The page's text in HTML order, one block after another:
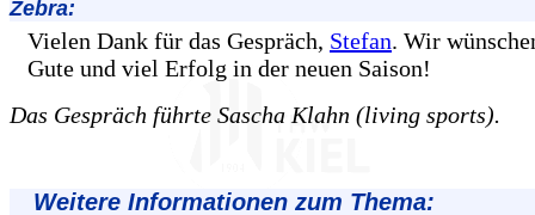
Zebra:
Vielen Dank für das Gespräch, Stefan. Wir
Gute und viel Erfolg in der neuen Saison!
Das Gespräch führte Sascha Klahn (living sports).
Weitere Informationen zum Thema: